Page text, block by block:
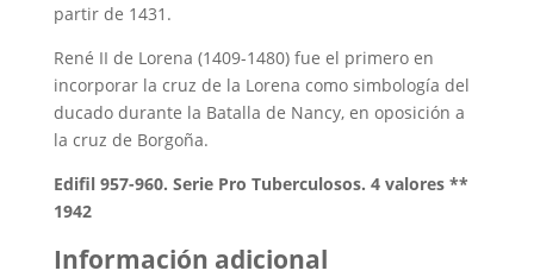
partir de 1431.
René II de Lorena (1409-1480) fue el primero en
incorporar la cruz de la Lorena como simbología del
ducado durante la Batalla de Nancy, en oposición a
la cruz de Borgoña.
Edifil 957-960. Serie Pro Tuberculosos. 4 valores **
1942
Información adicional